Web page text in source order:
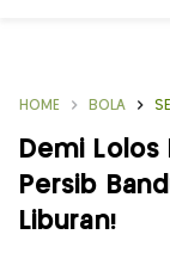
HOME BOLA
Demi Lolos
Persib
Liburan!